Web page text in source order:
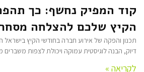
קוד המפיק נחשף: כך
הקיץ שלכם להצלחה
תכנון והפקה של אירוע חברה בחודשי הקיץ
דיוק, הבנה לוגיסטית עמוקה ויכולת לצפות
לקריאה »